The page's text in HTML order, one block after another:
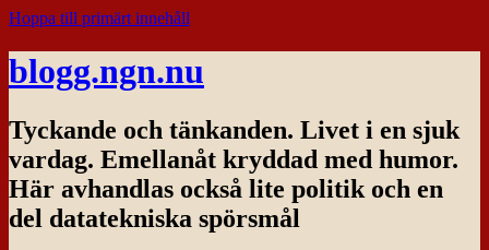
Hoppa till primärt innehåll
blogg.ngn.nu
Tyckande och tänkanden. Livet i en sjuk
vardag. Emellanåt kryddad med humor.
Här avhandlas också lite politik och en
del datatekniska spörsmål